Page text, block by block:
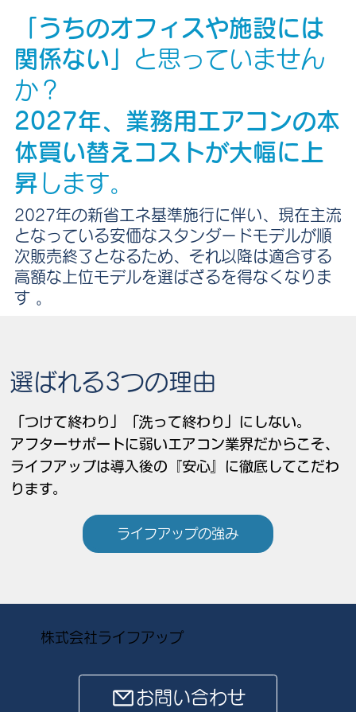
「うちのオフィスや施設には
関係ない」
と思っていません
か？
2027年、業務用エアコンの本
体買い替えコストが大幅に上
昇 します。
2027年の新省エネ基準施行に伴い、現在主流
となっている安価なスタンダードモデルが順
次販売終了となるため、それ以降は適合する
高額な上位モデルを選ばざるを得なくなりま
す 。
選ばれる3つの理由
「つけて終わり」「洗って終わり」にしない。
アフターサポートに弱いエアコン業界だからこそ、
ライフアップは導入後の『安心』に徹底してこだわ
ります。
ライフアップの強み
株式会社ライフアップ
お問い合わせ